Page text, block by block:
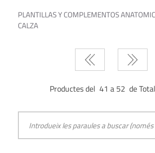
PLANTILLAS Y COMPLEMENTOS
CALZA
Productes del 41 a 52 de